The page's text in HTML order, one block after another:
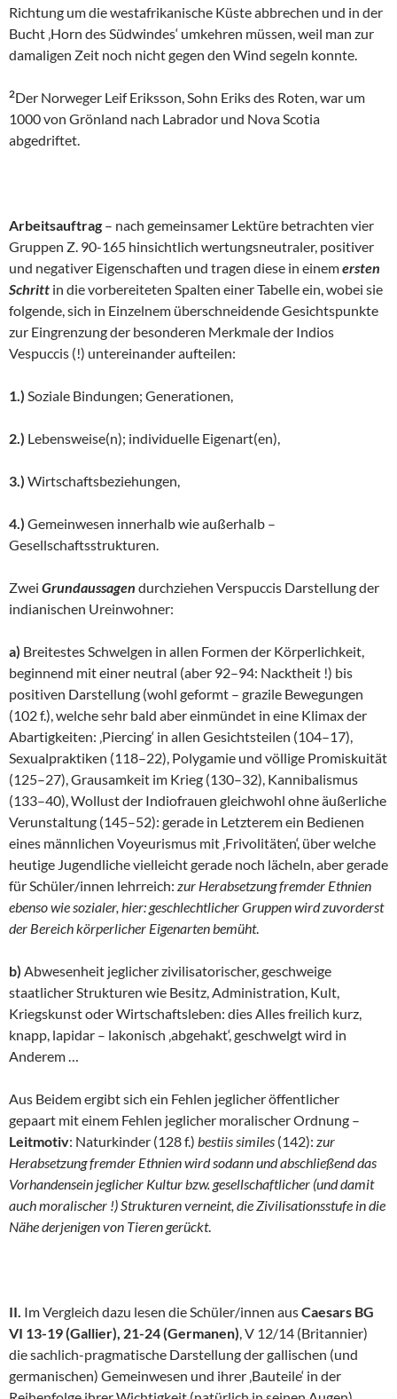
Richtung um die westafrikanische Küste abbrechen und in der
Bucht ‚Horn des Südwindes‘ umkehren müssen, weil man zur
damaligen Zeit noch nicht gegen den Wind segeln konnte.
2Der Norweger Leif Eriksson, Sohn Eriks des Roten, war um
1000 von Grönland nach Labrador und Nova Scotia
abgedriftet.
Arbeitsauftrag – nach gemeinsamer Lektüre betrachten vier
Gruppen Z. 90-165 hinsichtlich wertungsneutraler, positiver
und negativer Eigenschaften und tragen diese in einemersten
Schritt in die vorbereiteten Spalten einer Tabelle ein, wobei sie
folgende, sich in Einzelnem überschneidende Gesichtspunkte
zur Eingrenzung der besonderen Merkmale der Indios
Vespuccis (!) untereinander aufteilen:
1.) Soziale Bindungen; Generationen,
2.) Lebensweise(n); individuelle Eigenart(en),
3.) Wirtschaftsbeziehungen,
4.) Gemeinwesen innerhalb wie außerhalb –
Gesellschaftsstrukturen.
Zwei Grundaussagen durchziehen Verspuccis Darstellung der
indianischen Ureinwohner:
a) Breitestes Schwelgen in allen Formen der Körperlichkeit,
beginnend mit einer neutral (aber 92–94: Nacktheit !) bis
positiven Darstellung (wohl geformt – grazile Bewegungen
(102 f.), welche sehr bald aber einmündet in eine Klimax der
Abartigkeiten: ‚Piercing‘ in allen Gesichtsteilen (104–17),
Sexualpraktiken (118–22), Polygamie und völlige Promiskuität
(125–27), Grausamkeit im Krieg (130–32), Kannibalismus
(133–40), Wollust der Indiofrauen gleichwohl ohne äußerliche
Verunstaltung (145–52): gerade in Letzterem ein Bedienen
eines männlichen Voyeurismus mit ‚Frivolitäten‘, über welche
heutige Jugendliche vielleicht gerade noch lächeln, aber gerade
für Schüler/innen lehrreich: zur Herabsetzung fremder Ethnien
ebenso wie sozialer, hier: geschlechtlicher Gruppen wird zuvorderst
der Bereich körperlicher Eigenarten bemüht.
b) Abwesenheit jeglicher zivilisatorischer, geschweige
staatlicher Strukturen wie Besitz, Administration, Kult,
Kriegskunst oder Wirtschaftsleben: dies Alles freilich kurz,
knapp, lapidar – lakonisch ‚abgehakt‘, geschwelgt wird in
Anderem …
Aus Beidem ergibt sich ein Fehlen jeglicher öffentlicher
gepaart mit einem Fehlen jeglicher moralischer Ordnung –
Leitmotiv: Naturkinder (128 f.) bestiis similes (142): zur
Herabsetzung fremder Ethnien wird sodann und abschließend das
Vorhandensein jeglicher Kultur bzw. gesellschaftlicher (und damit
auch moralischer !) Strukturen verneint, die Zivilisationsstufe in die
Nähe derjenigen von Tieren gerückt.
II. Im Vergleich dazu lesen die Schüler/innen ausCaesars BG
VI 13-19 (Gallier), 21-24 (Germanen), V 12/14 (Britannier)
die sachlich-pragmatische Darstellung der gallischen (und
germanischen) Gemeinwesen und ihrer ‚Bauteile‘ in der